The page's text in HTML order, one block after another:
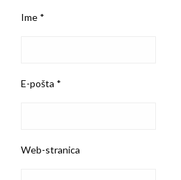
Ime *
E-pošta *
Web-stranica